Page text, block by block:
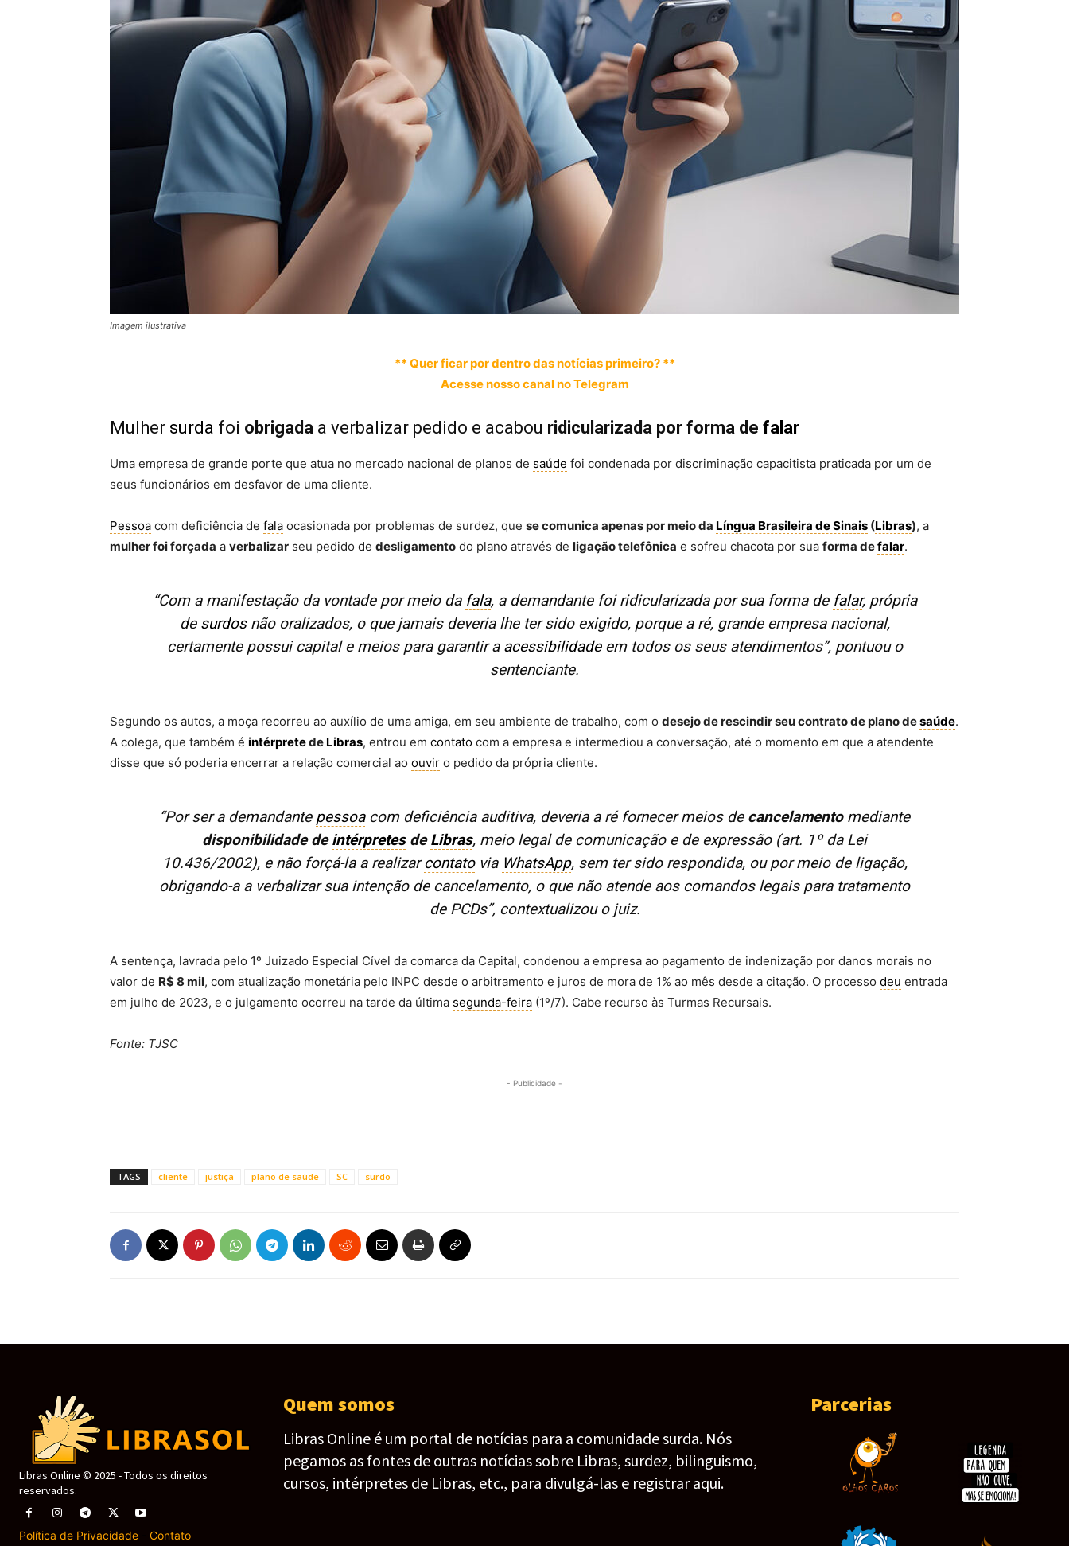
Imagem ilustrativa
** Quer ficar por dentro das notícias primeiro? **
Acesse nosso canal no Telegram
Mulher surda foi obrigada a verbalizar pedido e acabou ridicularizada por forma de falar
Uma empresa de grande porte que atua no mercado nacional de planos de saúde foi condenada por discriminação capacitista praticada por um de
seus funcionários em desfavor de uma cliente.
Pessoa com deficiência de fala ocasionada por problemas de surdez, que se comunica apenas por meio da Língua Brasileira de Sinais (Libras), a
mulher foi forçada a verbalizar seu pedido de desligamento do plano através de ligação telefônica e sofreu chacota por sua forma defalar.
“Com a manifestação da vontade por meio da fala, a demandante foi ridicularizada por sua forma de falar, própria
de surdosnão oralizados, o que jamais deveria lhe ter sido exigido, porque a ré, grande empresa nacional,
certamente possui capital e meios para garantir a acessibilidadeem todos os seus atendimentos”, pontuou o
sentenciante.
Segundo os autos, a moça recorreu ao auxílio de uma amiga, em seu ambiente de trabalho, com o desejo de rescindir seu contrato de plano desaúde.
A colega, que também é intérpretede Libras, entrou em contato com a empresa e intermediou a conversação, até o momento em que a atendente
disse que só poderia encerrar a relação comercial ao ouvir o pedido da própria cliente.
“Por ser a demandante pessoacom deficiência auditiva, deveria a ré fornecer meios de cancelamentomediante
disponibilidade deintérpretesdeLibras, meio legal de comunicação e de expressão (art. 1º da Lei
10.436/2002), e não forçá-la a realizarcontatovia WhatsApp, sem ter sido respondida, ou por meio de ligação,
obrigando-a a verbalizar sua intenção de cancelamento, o que não atende aos comandos legais para tratamento
de PCDs”, contextualizou o juiz.
A sentença, lavrada pelo 1º Juizado Especial Cível da comarca da Capital, condenou a empresa ao pagamento de indenização por danos morais no
valor de R$ 8 mil, com atualização monetária pelo INPC desde o arbitramento e juros de mora de 1% ao mês desde a citação. O processo deu entrada
em julho de 2023, e o julgamento ocorreu na tarde da última segunda-feira (1º/7). Cabe recurso às Turmas Recursais.
Fonte: TJSC
- Publicidade -
TAGS cliente justiça plano de saúde SC surdo
Libras Online © 2025 - Todos os direitos
reservados.
Política de Privacidade Contato
Quem somos
Libras Online é um portal de notícias para a comunidade surda. Nós
pegamos as fontes de outras notícias sobre Libras, surdez, bilinguismo,
cursos, intérpretes de Libras, etc., para divulgá-las e registrar aqui.
Parcerias